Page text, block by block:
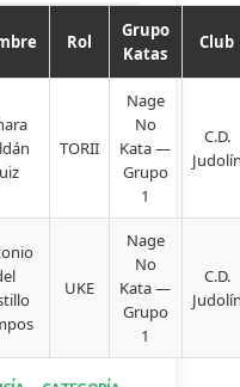
Rol
Grupo
Katas
Club
TORII
Nage
No
Kata —
Grupo
1
C.D.
UKE
Nage
No
Kata —
Grupo
1
C.D.